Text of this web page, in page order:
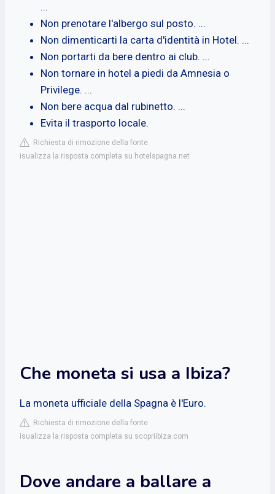
...
Non prenotare l'albergo sul posto. ...
Non dimenticarti la carta d'identità in Hotel. ...
Non portarti da bere dentro ai club. ...
Non tornare in hotel a piedi da Amnesia o
Privilege. ...
Non bere acqua dal rubinetto. ...
Evita il trasporto locale.
Richiesta di rimozione della fonte
isualizza la risposta completa su hotelspagna.net
Che moneta si usa a Ibiza?
La moneta ufficiale della Spagna è l'Euro.
Richiesta di rimozione della fonte
isualizza la risposta completa su scopriibiza.com
Dove andare a ballare a